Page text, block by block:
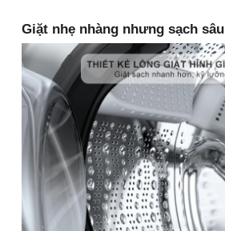
Giặt nhẹ nhàng nhưng sạch sâu